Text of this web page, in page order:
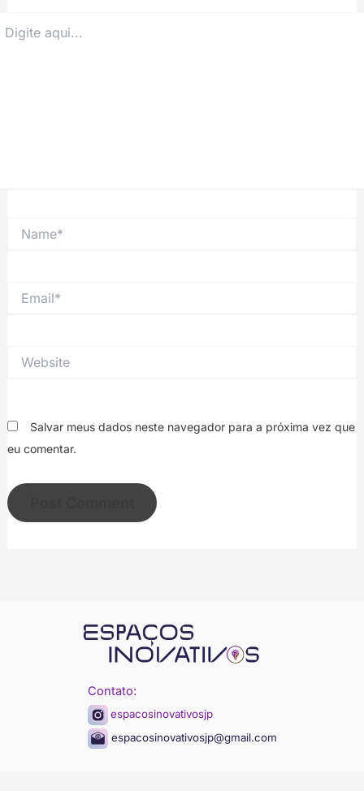
Salvar meus dados neste navegador para a próxima vez que
eu comentar.
Contato:
espacosinovativosjp
espacosinovativosjp@gmail.com